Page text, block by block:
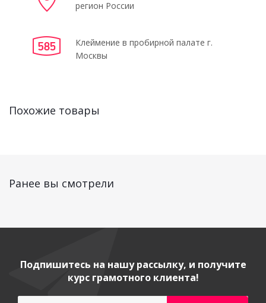
регион России
Клеймение в пробирной палате г.
Москвы
Похожие товары
Ранее вы смотрели
Подпишитесь на нашу рассылку, и получите
курс грамотного клиента!